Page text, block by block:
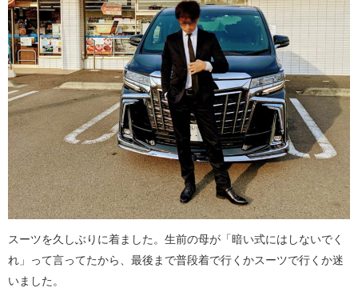
スーツを久しぶりに着ました。生前の母が「暗い式にはしないでく
れ」って言ってたから、最後まで普段着で行くかスーツで行くか迷
いました。